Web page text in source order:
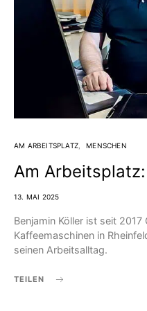
AM ARBEITSPLATZ MENSCHEN
Am
13. MAI 2025
Benjamin Köller ist seit
Kaffeemaschinen in
seinen Arbeitsalltag.
TEILEN